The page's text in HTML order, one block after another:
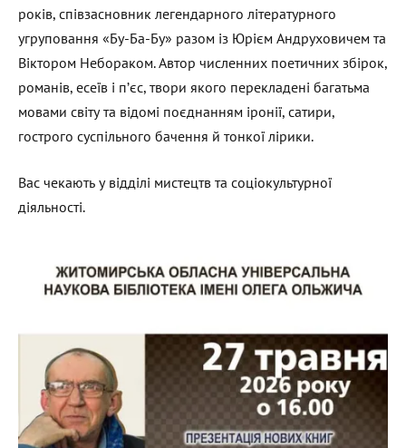
років, співзасновник легендарного літературного
угруповання «Бу-Ба-Бу» разом із Юрієм Андруховичем та
Віктором Небораком. Автор численних поетичних збірок,
романів, есеїв і п’єс, твори якого перекладені багатьма
мовами світу та відомі поєднанням іронії, сатири,
гострого суспільного бачення й тонкої лірики.
Вас чекають у відділі мистецтв та соціокультурної
діяльності.